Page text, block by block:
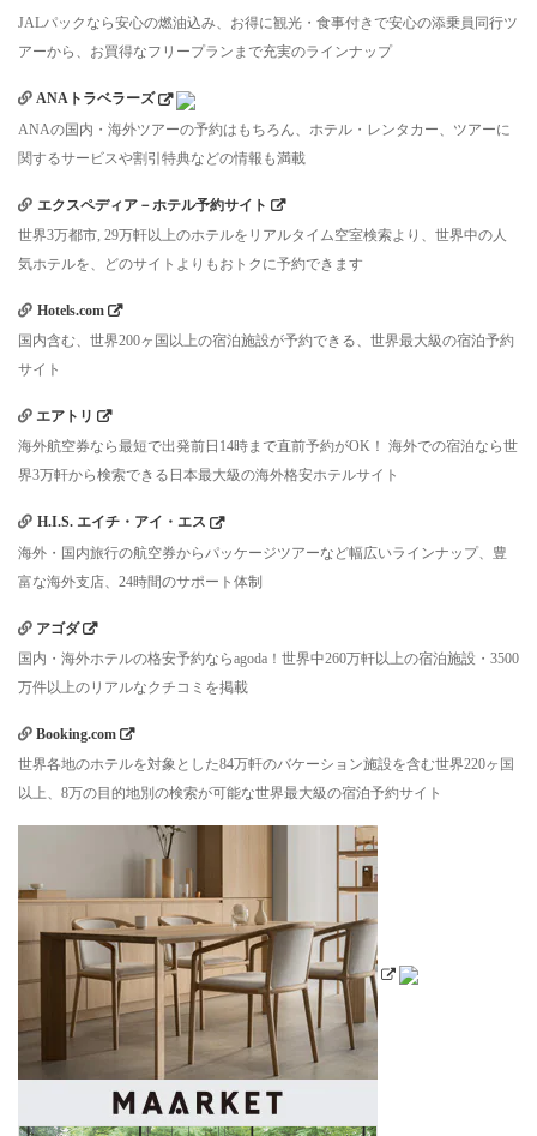
JALパックなら安心の燃油込み、お得に観光・食事付きで安心の添乗員同行ツ
アーから、お買得なフリープランまで充実のラインナップ
ANAトラベラーズ
ANAの国内・海外ツアーの予約はもちろん、ホテル・レンタカー、ツアーに
関するサービスや割引特典などの情報も満載
エクスペディア－ホテル予約サイト
世界3万都市, 29万軒以上のホテルをリアルタイム空室検索より、世界中の人
気ホテルを、どのサイトよりもおトクに予約できます
Hotels.com
国内含む、世界200ヶ国以上の宿泊施設が予約できる、世界最大級の宿泊予約
サイト
エアトリ
海外航空券なら最短で出発前日14時まで直前予約がOK！ 海外での宿泊なら世
界3万軒から検索できる日本最大級の海外格安ホテルサイト
H.I.S. エイチ・アイ・エス
海外・国内旅行の航空券からパッケージツアーなど幅広いラインナップ、豊
富な海外支店、24時間のサポート体制
アゴダ
国内・海外ホテルの格安予約ならagoda！世界中260万軒以上の宿泊施設・3500
万件以上のリアルなクチコミを掲載
Booking.com
世界各地のホテルを対象とした84万軒のバケーション施設を含む世界220ヶ国
以上、8万の目的地別の検索が可能な世界最大級の宿泊予約サイト